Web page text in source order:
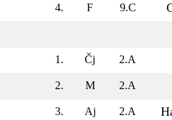
4. F 9.C
1. Čj 2.A
2. M 2.A
3. Aj 2.A